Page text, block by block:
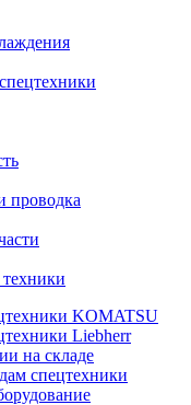
проводка
KOMATSU
Liebherr
на складе
спецтехники